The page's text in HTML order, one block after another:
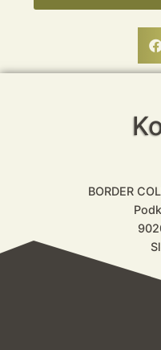
BORDER